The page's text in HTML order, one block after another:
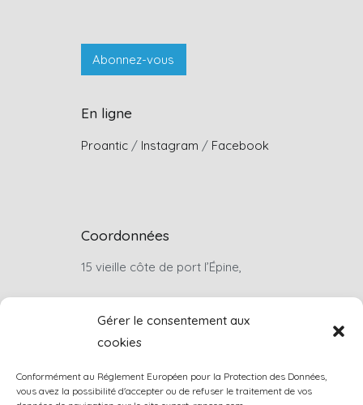
Gérer le consentement aux
cookies
Conformément au Réglement Européen pour la Protection des Données,
vous avez la possibilité d'accepter ou de refuser le traitement de vos
En ligne
Proantic / Instagram / Facebook
Coordonnées
15 vieille côte de port l’Épine,
Sur rendez-vous uniquement
louis.rancon@wanadoo.fr